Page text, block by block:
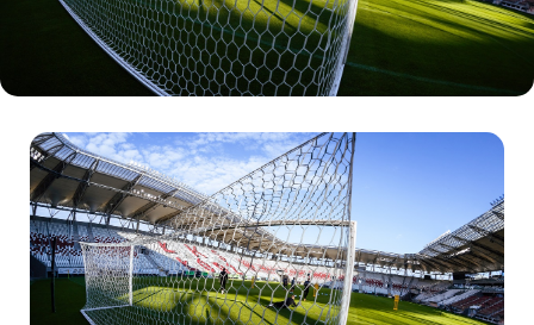
Dla mediów
Kibice